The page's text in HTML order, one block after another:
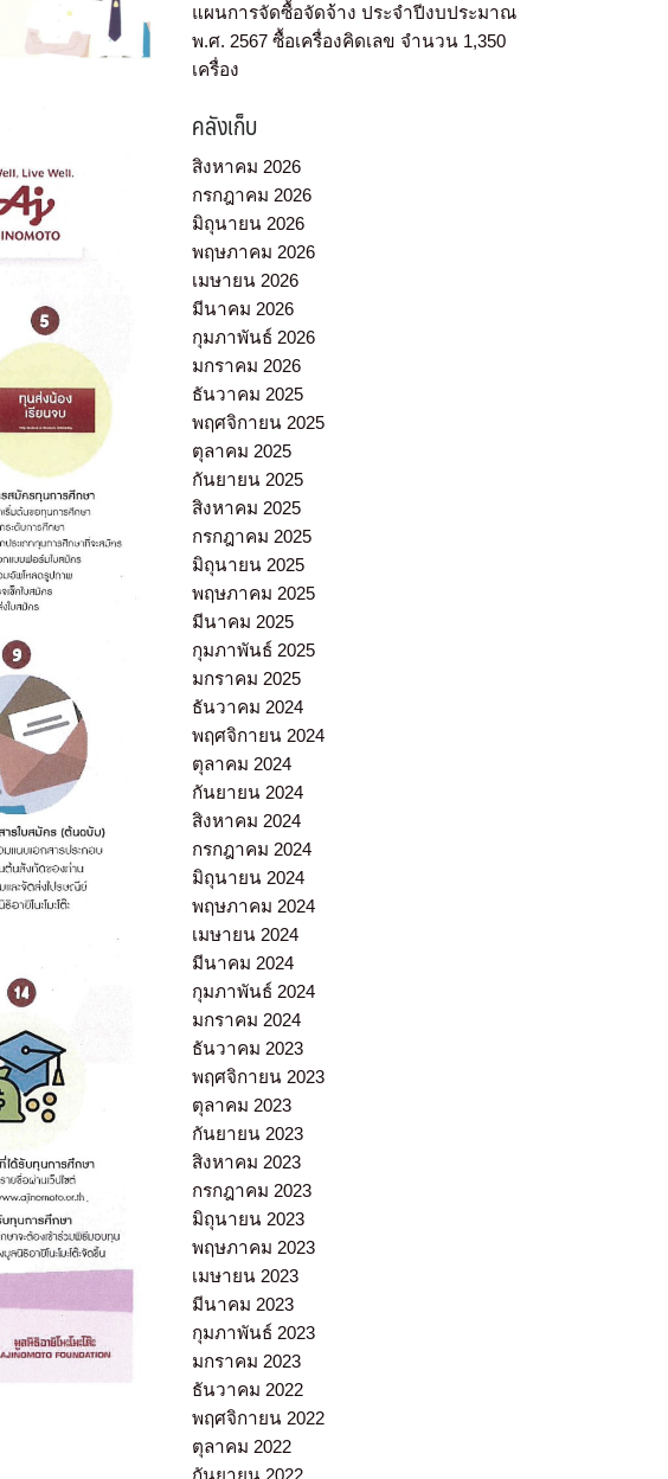
แผนการจัดซื้อจัดจ้าง ประจำปีงบประมาณ
พ.ศ. 2567 ซื้อเครื่องคิดเลข จำนวน 1,350
เครื่อง
คลังเก็บ
สิงหาคม 2026
กรกฎาคม 2026
มิถุนายน 2026
พฤษภาคม 2026
เมษายน 2026
มีนาคม 2026
กุมภาพันธ์ 2026
มกราคม 2026
ธันวาคม 2025
พฤศจิกายน 2025
ตุลาคม 2025
กันยายน 2025
สิงหาคม 2025
กรกฎาคม 2025
มิถุนายน 2025
พฤษภาคม 2025
มีนาคม 2025
กุมภาพันธ์ 2025
มกราคม 2025
ธันวาคม 2024
พฤศจิกายน 2024
ตุลาคม 2024
กันยายน 2024
สิงหาคม 2024
กรกฎาคม 2024
มิถุนายน 2024
พฤษภาคม 2024
เมษายน 2024
มีนาคม 2024
กุมภาพันธ์ 2024
มกราคม 2024
ธันวาคม 2023
พฤศจิกายน 2023
ตุลาคม 2023
กันยายน 2023
สิงหาคม 2023
กรกฎาคม 2023
มิถุนายน 2023
พฤษภาคม 2023
เมษายน 2023
มีนาคม 2023
กุมภาพันธ์ 2023
มกราคม 2023
ธันวาคม 2022
พฤศจิกายน 2022
ตุลาคม 2022
กันยายน 2022